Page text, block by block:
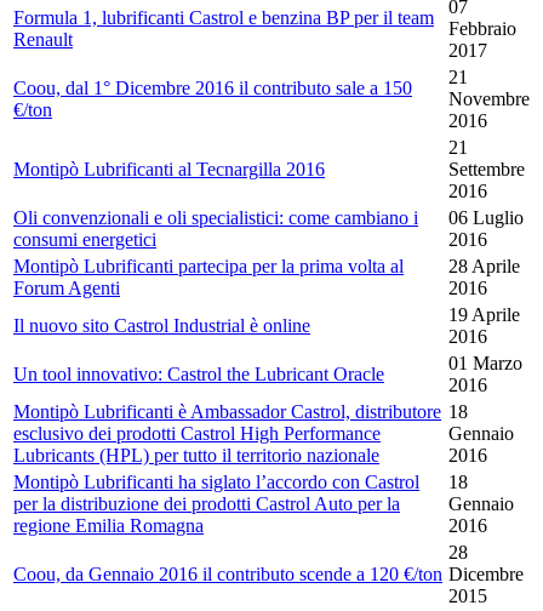
Formula 1, lubrificanti Castrol e benzina BP per il team
Renault
07
Febbraio
2017
Coou, dal 1° Dicembre 2016 il contributo sale a 150
€/ton
21
Novembre
2016
Montipò Lubrificanti al Tecnargilla 2016
21
Settembre
2016
Oli convenzionali e oli specialistici: come cambiano i
consumi energetici
06 Luglio
2016
Montipò Lubrificanti partecipa per la prima volta al
Forum Agenti
28 Aprile
2016
Il nuovo sito Castrol Industrial è online
19 Aprile
2016
Un tool innovativo: Castrol the Lubricant Oracle
01 Marzo
2016
Montipò Lubrificanti è Ambassador Castrol, distributore
esclusivo dei prodotti Castrol High Performance
Lubricants (HPL) per tutto il territorio nazionale
18
Gennaio
2016
Montipò Lubrificanti ha siglato l’accordo con Castrol
per la distribuzione dei prodotti Castrol Auto per la
regione Emilia Romagna
18
Gennaio
2016
Coou, da Gennaio 2016 il contributo scende a 120 €/ton
28
Dicembre
2015